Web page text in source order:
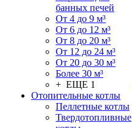
банных печей
От 4 до 9 м³
От 6 до 12 м³
От 8 до 20 м³
От 12 до 24 м³
От 20 до 30 м³
Более 30 м³
+ ЕЩЕ 1
Отопительные котлы
Пеллетные котлы
Твердотопливные